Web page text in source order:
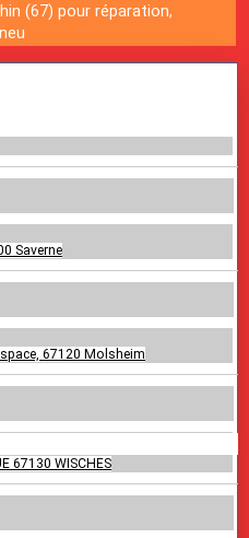
(67) pour réparation,
Saverne
67120 Molsheim
67130 WISCHES